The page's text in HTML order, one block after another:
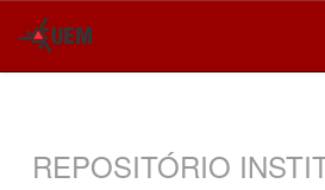
REPOSITÓRIO